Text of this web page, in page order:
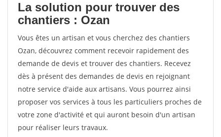
La solution pour trouver des
chantiers : Ozan
Vous êtes un artisan et vous cherchez des chantiers
Ozan, découvrez comment recevoir rapidement des
demande de devis et trouver des chantiers. Recevez
dès à présent des demandes de devis en rejoignant
notre service d'aide aux artisans. Vous pourrez ainsi
proposer vos services à tous les particuliers proches de
votre zone d'activité et qui auront besoin d'un artisan
pour réaliser leurs travaux.